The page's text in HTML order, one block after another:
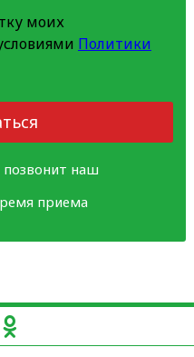
моих
Политики
позвонит наш
приема